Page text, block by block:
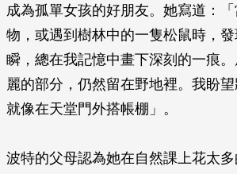
成為孤單女孩的好朋友。她寫道：
物，或遇到樹林中的一隻松鼠時，
瞬，總在我記憶中畫下深刻的一痕
麗的部分，仍然留在野地裡。我盼望
就像在天堂門外搭帳棚」。
波特的父母認為她在自然課上花太